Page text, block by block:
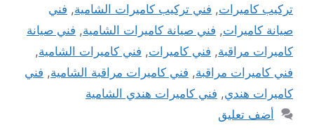
تركيب كاميرات, فني تركيب كاميرات الشامية, فني
صيانة كاميرات, فني صيانة كاميرات الشامية, فني صيانة
كاميرات مراقبة, فني كاميرات, فني كاميرات الشامية,
فني كاميرات مراقبة, فني كاميرات مراقبة الشامية, فني
كاميرات هندي, فني كاميرات هندي الشامية
أضف تعليق